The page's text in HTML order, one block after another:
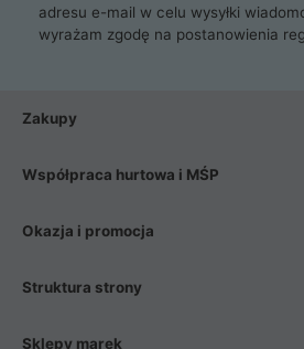
adresu e-mail w celu wysyłki
wyrażam zgodę na postanowienia
Zakupy
Współpraca hurtowa i MŚP
Okazja i promocja
Struktura strony
Sklepy marek